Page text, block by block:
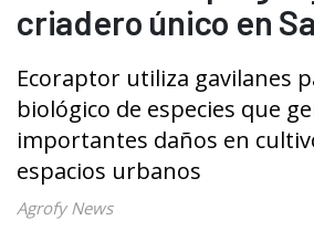
criadero único en
Ecoraptor utiliza gavilanes
biológico de especies que
importantes daños en
espacios urbanos
Agrofy News